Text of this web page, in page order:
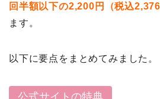
回半額以下の2,200円（税込2,376
ます。
以下に要点をまとめてみました。
公式サイトの特典